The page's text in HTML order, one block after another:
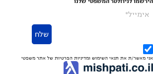
הירשמו לניוזלטר המשפטי שלנו
אימייל*
שלח
אני מאשר/ת את תנאי השימוש ומדיניות הפרטיות של אתר משפטי